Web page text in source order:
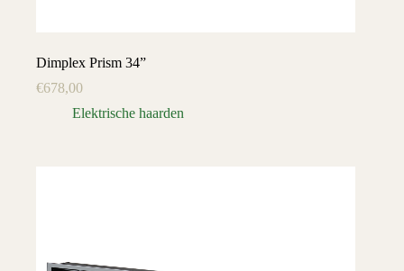
Dimplex Prism 34”
€678,00
Elektrische haarden